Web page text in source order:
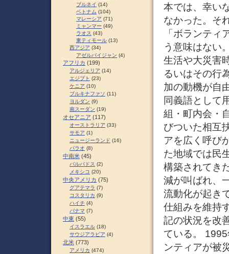
本では、幸い
なかった。そ
「ボランテ
う意味はない
生活や大災害
るいはその行
加の動機が自
同義語として
組・町内会・
びついた相互
アを広く呼び
た地域では民
構築されてき
減が叫ばれ、
流動化が起き
仕組みを維持
記の状況を改
ている。
ンティアが被
ブルネイ (14)
ベトナム (104)
マレーシア (71)
ミャンマー (49)
ラオス (43)
東ティモール (13)
西アジア (34)
アゼルバイジャン (4)
アフリカ (199)
アルジェリア (14)
エジプト (23)
ケニア (10)
ブルキナファソ (11)
ヨルダン (9)
南スーダン (19)
オセアニア (117)
オーストラリア (33)
サモア (1)
ニュージーランド (16)
パラオ (8)
中南米 (45)
バルバドス (2)
メキシコ (20)
中央アメリカ (75)
グアテマラ (7)
コスタリカ (9)
ハイチ (4)
パナマ (7)
中東 (55)
イスラエル (18)
サウジアラビア (4)
北米 (773)
アメリカ (474)